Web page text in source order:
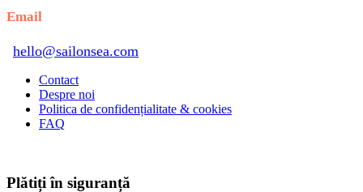
Email
hello@sailonsea.com
Contact
Despre noi
Politica de confidențialitate & cookies
FAQ
Plătiți în siguranță